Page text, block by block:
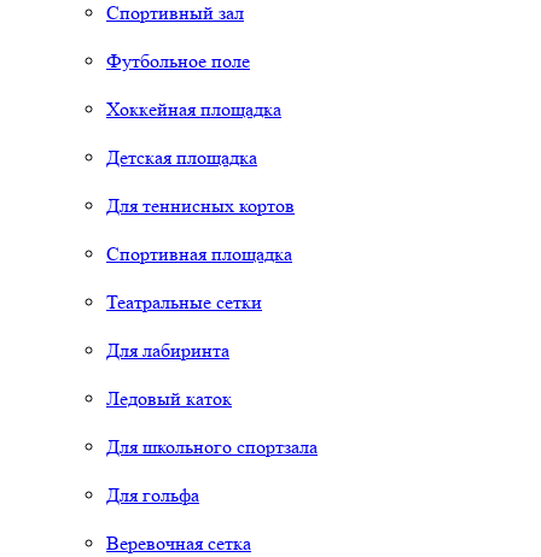
Спортивный зал
Футбольное поле
Хоккейная площадка
Детская площадка
Для теннисных кортов
Спортивная площадка
Театральные сетки
Для лабиринта
Ледовый каток
Для школьного спортзала
Для гольфа
Веревочная сетка